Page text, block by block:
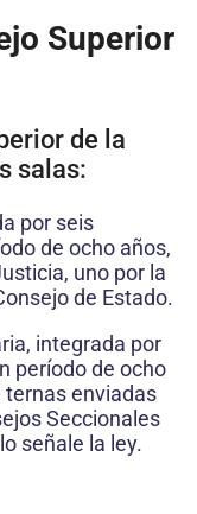
Superior
de la
salas:
por seis
de ocho años,
uno por la
de Estado.
integrada por
período de ocho
ternas enviadas
Seccionales
señale la ley.